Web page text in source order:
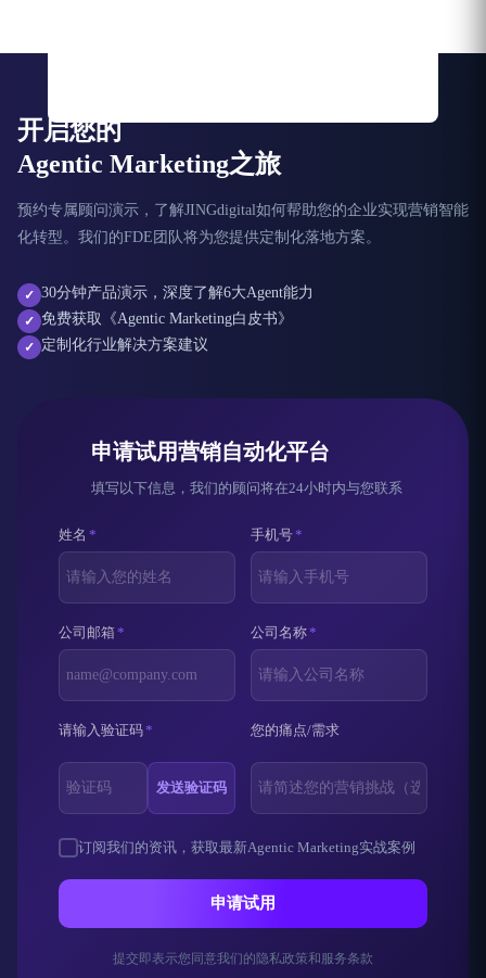
开启您的
Agentic Marketing之旅
预约专属顾问演示，了解JINGdigital如何帮助您的企业实现营销智能
化转型。我们的FDE团队将为您提供定制化落地方案。
✓ 30分钟产品演示，深度了解6大Agent能力
✓ 免费获取《Agentic Marketing白皮书》
✓ 定制化行业解决方案建议
申请试用营销自动化平台
填写以下信息，我们的顾问将在24小时内与您联系
姓名 * 手机号*
公司邮箱* 公司名称*
请输入验证码*
发送验证码
您的痛点/需求
订阅我们的资讯，获取最新Agentic Marketing实战案例
申请试用
提交即表示您同意我们的隐私政策和服务条款